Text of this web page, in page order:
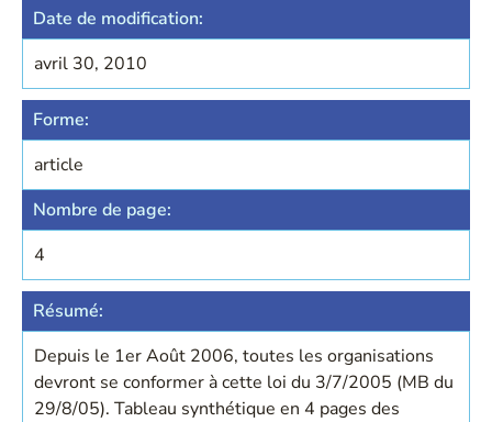
Date de modification:
avril 30, 2010
Forme:
article
Nombre de page:
4
Résumé:
Depuis le 1er Août 2006, toutes les organisations
devront se conformer à cette loi du 3/7/2005 (MB du
29/8/05). Tableau synthétique en 4 pages des